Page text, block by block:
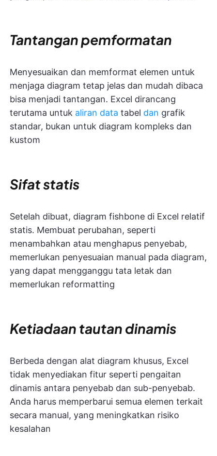
Tantangan pemformatan
Menyesuaikan dan memformat elemen untuk
menjaga diagram tetap jelas dan mudah dibaca
bisa menjadi tantangan. Excel dirancang
terutama untuk aliran data tabel dan grafik
standar, bukan untuk diagram kompleks dan
kustom
Sifat statis
Setelah dibuat, diagram fishbone di Excel relatif
statis. Membuat perubahan, seperti
menambahkan atau menghapus penyebab,
memerlukan penyesuaian manual pada diagram,
yang dapat mengganggu tata letak dan
memerlukan reformatting
Ketiadaan tautan dinamis
Berbeda dengan alat diagram khusus, Excel
tidak menyediakan fitur seperti pengaitan
dinamis antara penyebab dan sub-penyebab.
Anda harus memperbarui semua elemen terkait
secara manual, yang meningkatkan risiko
kesalahan